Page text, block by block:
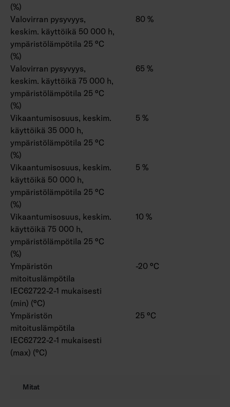
(%)
Valovirran pysyvyys,
keskim. käyttöikä 50 000 h,
ympäristölämpötila 25 °C
(%)
80 %
Valovirran pysyvyys,
keskim. käyttöikä 75 000 h,
ympäristölämpötila 25 °C
(%)
65 %
Vikaantumisosuus, keskim.
käyttöikä 35 000 h,
ympäristölämpötila 25 °C
(%)
5 %
Vikaantumisosuus, keskim.
käyttöikä 50 000 h,
ympäristölämpötila 25 °C
(%)
5 %
Vikaantumisosuus, keskim.
käyttöikä 75 000 h,
ympäristölämpötila 25 °C
(%)
10 %
Ympäristön
mitoituslämpötila
IEC62722-2-1 mukaisesti
(min) (°C)
-20 °C
Ympäristön
mitoituslämpötila
IEC62722-2-1 mukaisesti
(max) (°C)
25 °C
Mitat